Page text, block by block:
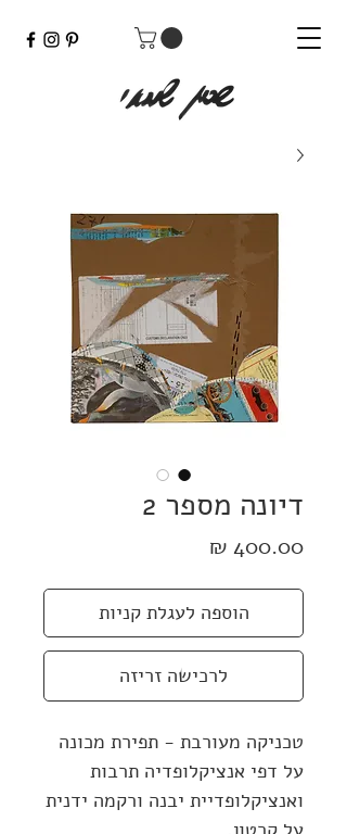
דיונה מספר 2
הוספה לעגלת קניות
לרכישה זריזה
טכניקה מעורבת - תפירת מכונה
על דפי אנציקלופדיה תרבות
ואנציקלופדיית יבנה ורקמה ידנית